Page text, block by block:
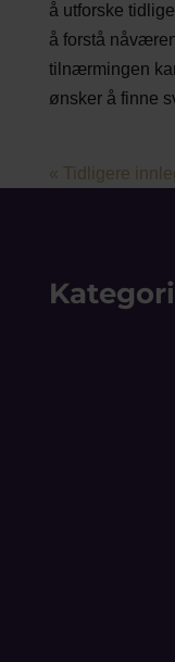
å utforske
å forstå
tilnærmingen
ønsker å finne
« Tidligere